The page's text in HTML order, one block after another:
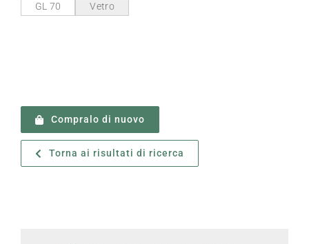
GL 70 Vetro
Compralo di nuovo
Torna ai risultati di ricerca